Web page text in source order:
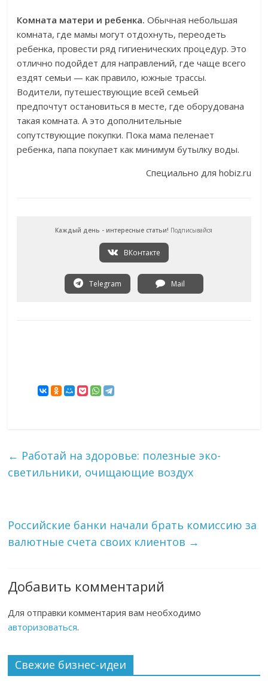
Комната матери и ребенка. Обычная небольшая
комната, где мамы могут отдохнуть, переодеть
ребенка, провести ряд гигиенических процедур. Это
отлично подойдет для направлений, где чаще всего
ездят семьи — как правило, южные трассы.
Водители, путешествующие всей семьей
предпочтут остановиться в месте, где оборудована
такая комната. А это дополнительные
сопутствующие покупки. Пока мама пеленает
ребенка, папа покупает как минимум бутылку воды.
Специально для hobiz.ru
Каждый день - интересные статьи! Подписывайся
ВКонтакте
Telegram Mail
← Работай на здоровье: полезные эко-
светильники, очищающие воздух
Российские банки начали брать комиссию за
валютные счета своих клиентов →
Добавить комментарий
Для отправки комментария вам необходимо
авторизоваться.
Свежие бизнес-идеи